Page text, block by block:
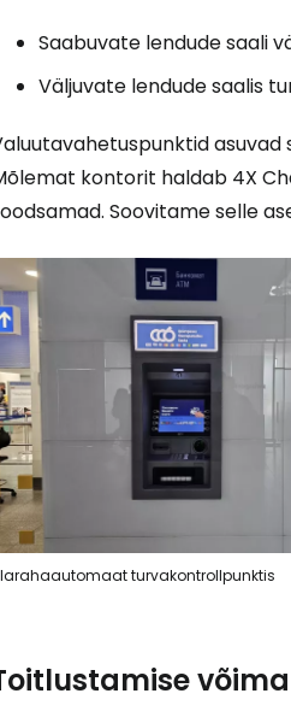
Saabuvate lendude saali
Väljuvate lendude saalis
asuvad
kontorit haldab 4X
Soovitame selle
turvakontrollpunktis